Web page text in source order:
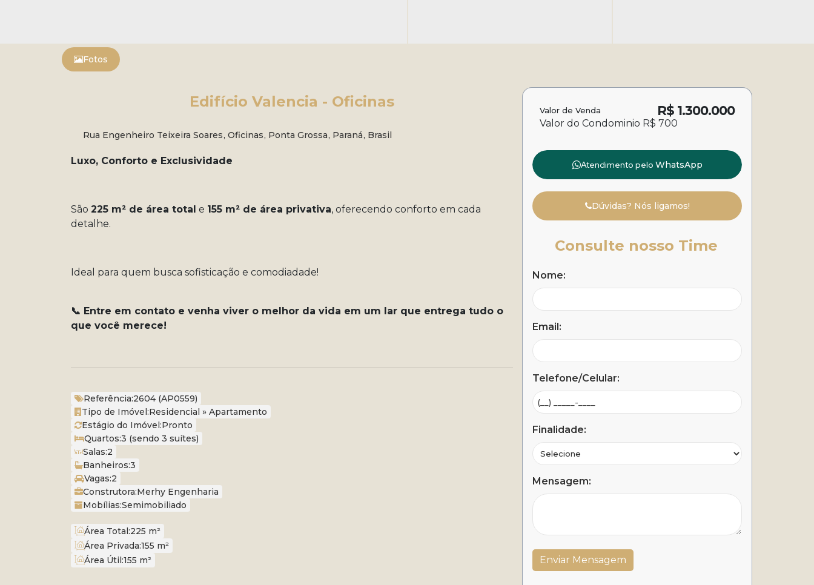
Fotos
Edifício Valencia - Oficinas
Rua Engenheiro Teixeira Soares, Oficinas, Ponta Grossa, Paraná, Brasil
Luxo, Conforto e Exclusividade
São 225 m² de área total e 155 m² de área privativa, oferecendo conforto em cada
detalhe.
Ideal para quem busca sofisticação e comodiadade!
📞 Entre em contato e venha viver o melhor da vida em um lar que entrega tudo o
que você merece!
Referência:2604 (AP0559)
Tipo de Imóvel:Residencial » Apartamento
Estágio do Imóvel:Pronto
Quartos:3 (sendo 3 suítes)
Salas:2
Banheiros:3
Vagas:2
Construtora:Merhy Engenharia
Mobílias:Semimobiliado
Área Total:225 m²
Área Privada:155 m²
Área Útil:155 m²
R$ 1.300.000
Valor de Venda
Valor do Condominio R$ 700
Atendimento pelo WhatsApp
Dúvidas? Nós ligamos!
Consulte nosso Time
Nome:
Email:
Telefone/Celular:
Finalidade:
Mensagem: